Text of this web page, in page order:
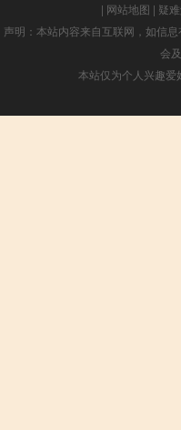
| 网站地图 | 疑
声明：本站内容来自互联网，如信
会
本站仅为个人兴趣爱